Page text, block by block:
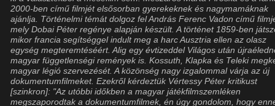
2000-ben című filmjét elsősorban gyerekeknek és nagymamáknak
ajánlja. Történelmi témát dolgoz fel András Ferenc Vadon című
mely Dobai Péter regénye alapján készült. A történet 1859-ben
mikor francia segítséggel indult meg a harc Ausztria ellen az olasz
egység megteremtéséért. Alig egy évtizeddel Világos után
magyar függetlenségi remények is. Kossuth, Klapka és Teleki
magyar légió szervezését. A közönség nagy izgalommal várja az új
dokumentumfilmeket. Ezekről kérdeztük Vértessy Péter kritikust
[szinkron]: "Az utóbbi időkben a magyar játékfilmszemléken
megszaporodtak a dokumentumfilmek, én úgy gondolom, hogy